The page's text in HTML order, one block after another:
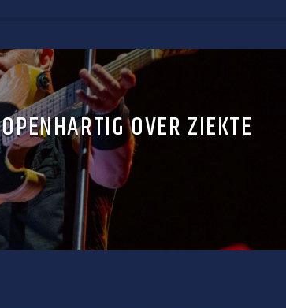
OVER ZIEKTE